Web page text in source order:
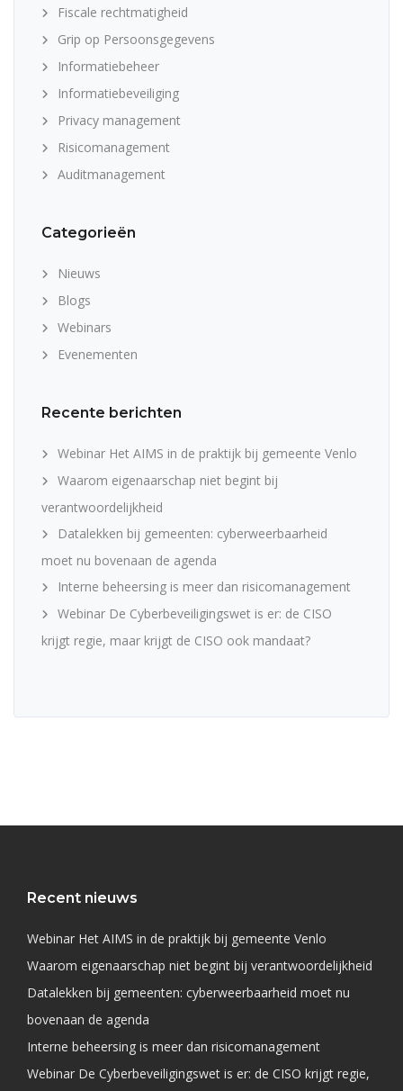
Fiscale rechtmatigheid
Grip op Persoonsgegevens
Informatiebeheer
Informatiebeveiliging
Privacy management
Risicomanagement
Auditmanagement
Categorieën
Nieuws
Blogs
Webinars
Evenementen
Recente berichten
Webinar Het AIMS in de praktijk bij gemeente Venlo
Waarom eigenaarschap niet begint bij
verantwoordelijkheid
Datalekken bij gemeenten: cyberweerbaarheid
moet nu bovenaan de agenda
Interne beheersing is meer dan risicomanagement
Webinar De Cyberbeveiligingswet is er: de CISO
krijgt regie, maar krijgt de CISO ook mandaat?
Recent nieuws
Webinar Het AIMS in de praktijk bij gemeente Venlo
Waarom eigenaarschap niet begint bij verantwoordelijkheid
Datalekken bij gemeenten: cyberweerbaarheid moet nu
bovenaan de agenda
Interne beheersing is meer dan risicomanagement
Webinar De Cyberbeveiligingswet is er: de CISO krijgt regie,